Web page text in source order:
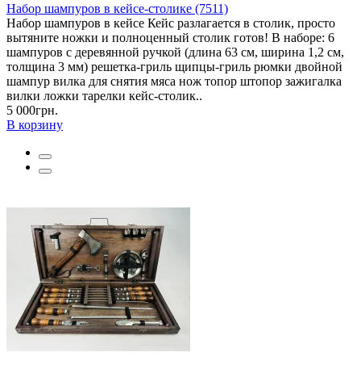
Набор шампуров в кейсе-столике (7511)
Набор шампуров в кейсе Кейс разлагается в столик, просто
вытяните ножки и полноценный столик готов! В наборе: 6
шампуров с деревянной ручкой (длина 63 см, ширина 1,2 см,
толщина 3 мм) решетка-гриль щипцы-гриль рюмки двойной
шампур вилка для снятия мяса нож топор штопор зажигалка
вилки ложки тарелки кейс-столик..
5 000грн.
В корзину